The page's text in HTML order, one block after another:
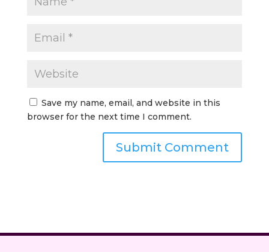
Save my name, email, and website in this
browser for the next time I comment.